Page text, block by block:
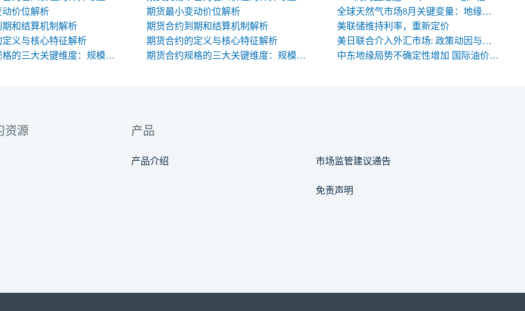
价位解析
和结算机制解析
义与核心特征解析
期货合约规格的三大关键维度：规模、交割与标准化
期货最小变动价位解析
期货合约到期和结算机制解析
期货合约的定义与核心特征解析
期货合约规格的三大关键维度：规模、交割与标准化
全球天然气市场8月关键变量：地缘、天气与库存
美联储维持利率，重新定价
美日联合介入外汇市场: 政策动因与中长期影响
中东地缘局势不确定性增加 国际油价高位震荡
资源 产品
产品介绍 市场监管建议通告
免责声明